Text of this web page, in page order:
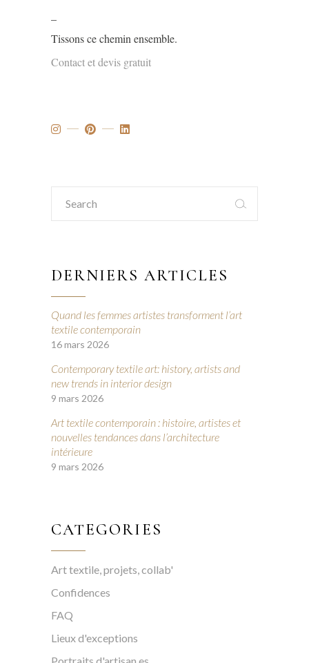
Tissons ce chemin ensemble.
Contact et devis gratuit
Search
for:
DERNIERS ARTICLES
Quand les femmes artistes transforment l’art
textile contemporain
16 mars 2026
Contemporary textile art: history, artists and
new trends in interior design
9 mars 2026
Art textile contemporain : histoire, artistes et
nouvelles tendances dans l’architecture
intérieure
9 mars 2026
CATEGORIES
Art textile, projets, collab'
Confidences
FAQ
Lieux d'exceptions